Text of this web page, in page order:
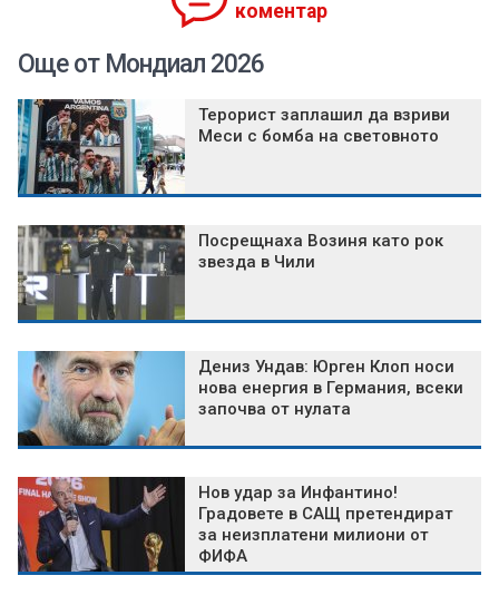
коментар
Още от Мондиал 2026
Терорист заплашил да взриви
Меси с бомба на световното
Посрещнаха Возиня като рок
звезда в Чили
Дениз Ундав: Юрген Клоп носи
нова енергия в Германия, всеки
започва от нулата
Нов удар за Инфантино!
Градовете в САЩ претендират
за неизплатени милиони от
ФИФА